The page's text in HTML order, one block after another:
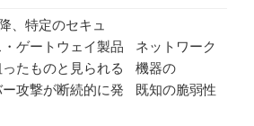
、特定のセキュ
ゲートウェイ製品
たものと見られる
攻撃が断続的に発
ネットワーク
機器の
既知の脆弱性